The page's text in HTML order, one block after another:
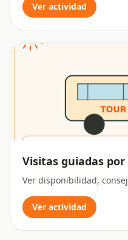
Ver actividad
Visitas guiadas
Ver disponibilidad,
Ver actividad